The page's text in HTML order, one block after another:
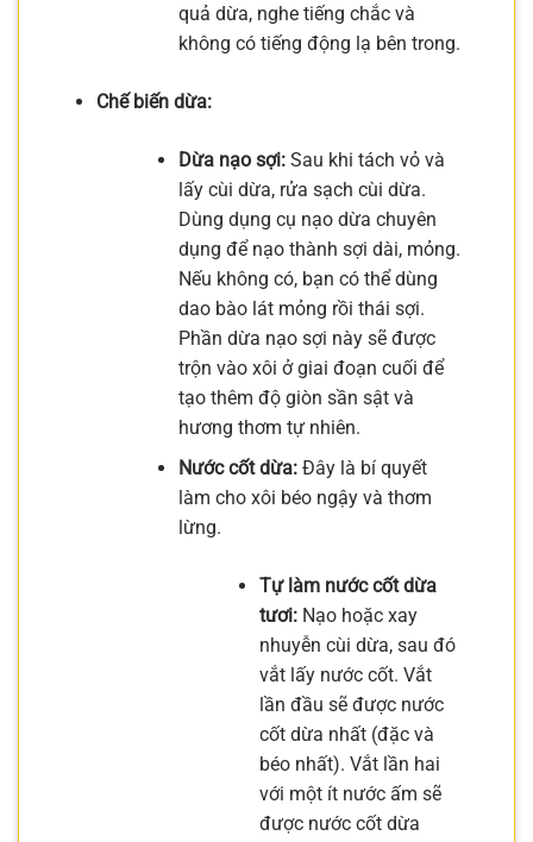
quả dừa, nghe tiếng chắc và
không có tiếng động lạ bên trong.
Chế biến dừa:
Dừa nạo sợi:Sau khi tách vỏ và
lấy cùi dừa, rửa sạch cùi dừa.
Dùng dụng cụ nạo dừa chuyên
dụng để nạo thành sợi dài, mỏng.
Nếu không có, bạn có thể dùng
dao bào lát mỏng rồi thái sợi.
Phần dừa nạo sợi này sẽ được
trộn vào xôi ở giai đoạn cuối để
tạo thêm độ giòn sần sật và
hương thơm tự nhiên.
Nước cốt dừa:Đây là bí quyết
làm cho xôi béo ngậy và thơm
lừng.
Tự làm nước cốt dừa
tươi: Nạo hoặc xay
nhuyễn cùi dừa, sau đó
vắt lấy nước cốt. Vắt
lần đầu sẽ được nước
cốt dừa nhất (đặc và
béo nhất). Vắt lần hai
với một ít nước ấm sẽ
được nước cốt dừa